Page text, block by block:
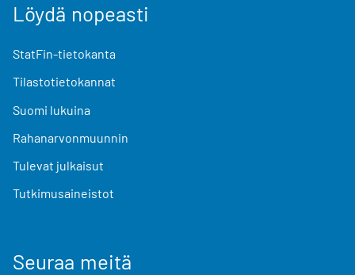
Löydä nopeasti
StatFin-tietokanta
Tilastotietokannat
Suomi lukuina
Rahanarvonmuunnin
Tulevat julkaisut
Tutkimusaineistot
Seuraa meitä